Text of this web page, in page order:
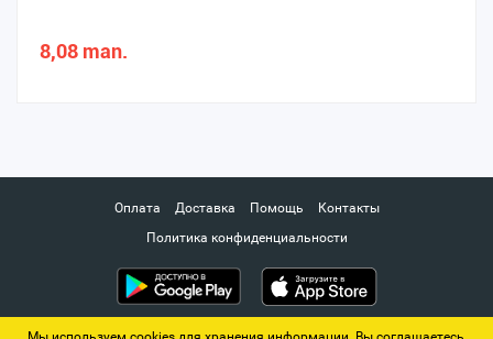
8,08 man.
Оплата Доставка Помощь
Контакты
Политика конфиденциальности